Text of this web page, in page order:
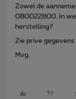
Zowel de
080022800. In
herstelling?
Zie prive gegevens
Mvg.